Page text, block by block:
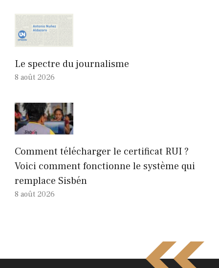
Le spectre du journalisme
8 août 2026
Comment télécharger le certificat RUI ?
Voici comment fonctionne le système qui
remplace Sisbén
8 août 2026